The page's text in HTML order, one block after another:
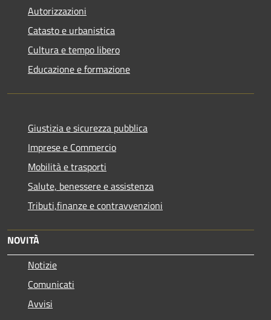
Autorizzazioni
Catasto e urbanistica
Cultura e tempo libero
Educazione e formazione
Giustizia e sicurezza pubblica
Imprese e Commercio
Mobilità e trasporti
Salute, benessere e assistenza
Tributi,finanze e contravvenzioni
NOVITÀ
Notizie
Comunicati
Avvisi